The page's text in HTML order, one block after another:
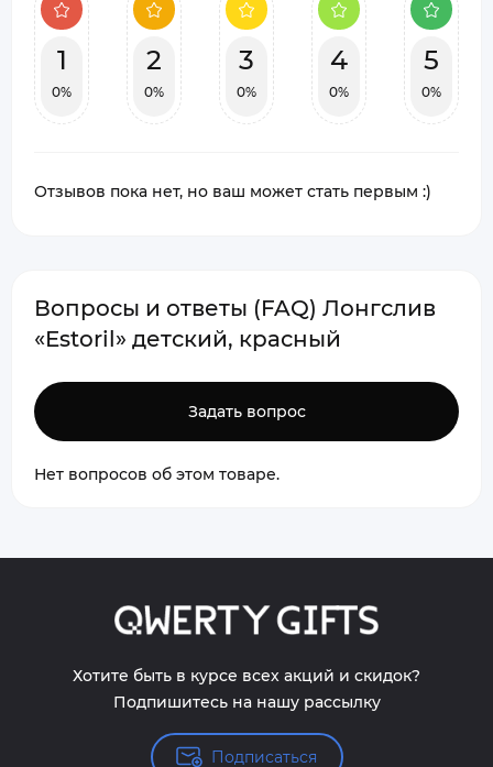
1
0%
2
0%
3
0%
4
0%
5
0%
Отзывов пока нет, но ваш может стать первым :)
Вопросы и ответы (FAQ) Лонгслив
«Estoril» детский, красный
Задать вопрос
Нет вопросов об этом товаре.
Хотите быть в курсе всех акций и скидок?
Подпишитесь на нашу рассылку
Подписаться